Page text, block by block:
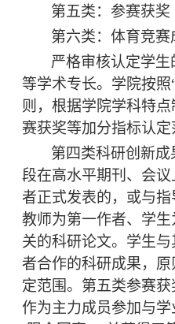
第五类： 参赛获奖
第六类：体育竞赛
严格审核认定学
等学术专长。学院按照
则，根据学院学科特
赛获奖等加分指标认定
第四类科研创新成
段在高水平期刊、会议
者正式发表的，或与
教师为第一作者、学生
关的科研论文。学生
者合作的科研成果，
定范围。第五类参赛
作为主力成员参加与